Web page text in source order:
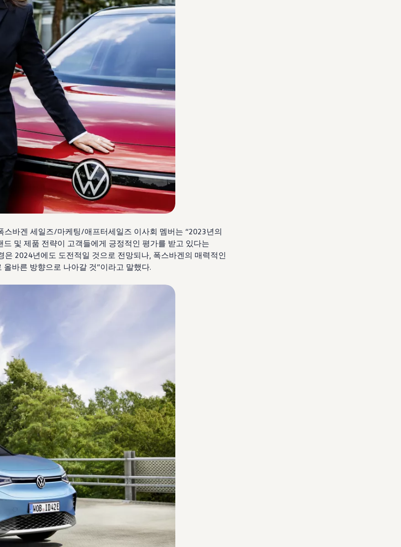
스바겐 세일즈/마케팅/애프터세일즈 이사회 멤버는 “2023년의
및 제품 전략이 고객들에게 긍정적인 평가를 받고 있다는
은 2024년에도 도전적일 것으로 전망되나, 폭스바겐의 매력적인
바른 방향으로 나아갈 것”이라고 말했다.